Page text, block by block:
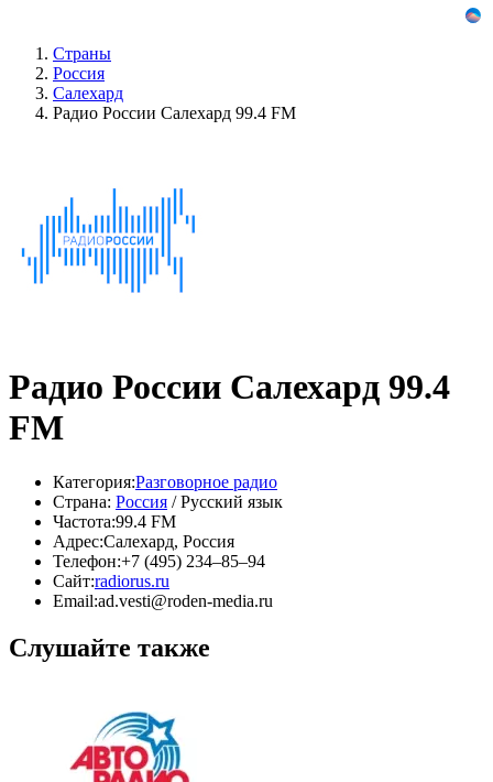
Страны
Россия
Салехард
Радио России Салехард 99.4 FM
Радио России Салехард 99.4
FM
Категория:Разговорное радио
Страна: Россия / Русский язык
Частота:99.4 FM
Адрес:Салехард, Россия
Телефон:+7 (495) 234‒85‒94
Сайт:radiorus.ru
Email:ad.vesti@roden-media.ru
Слушайте также